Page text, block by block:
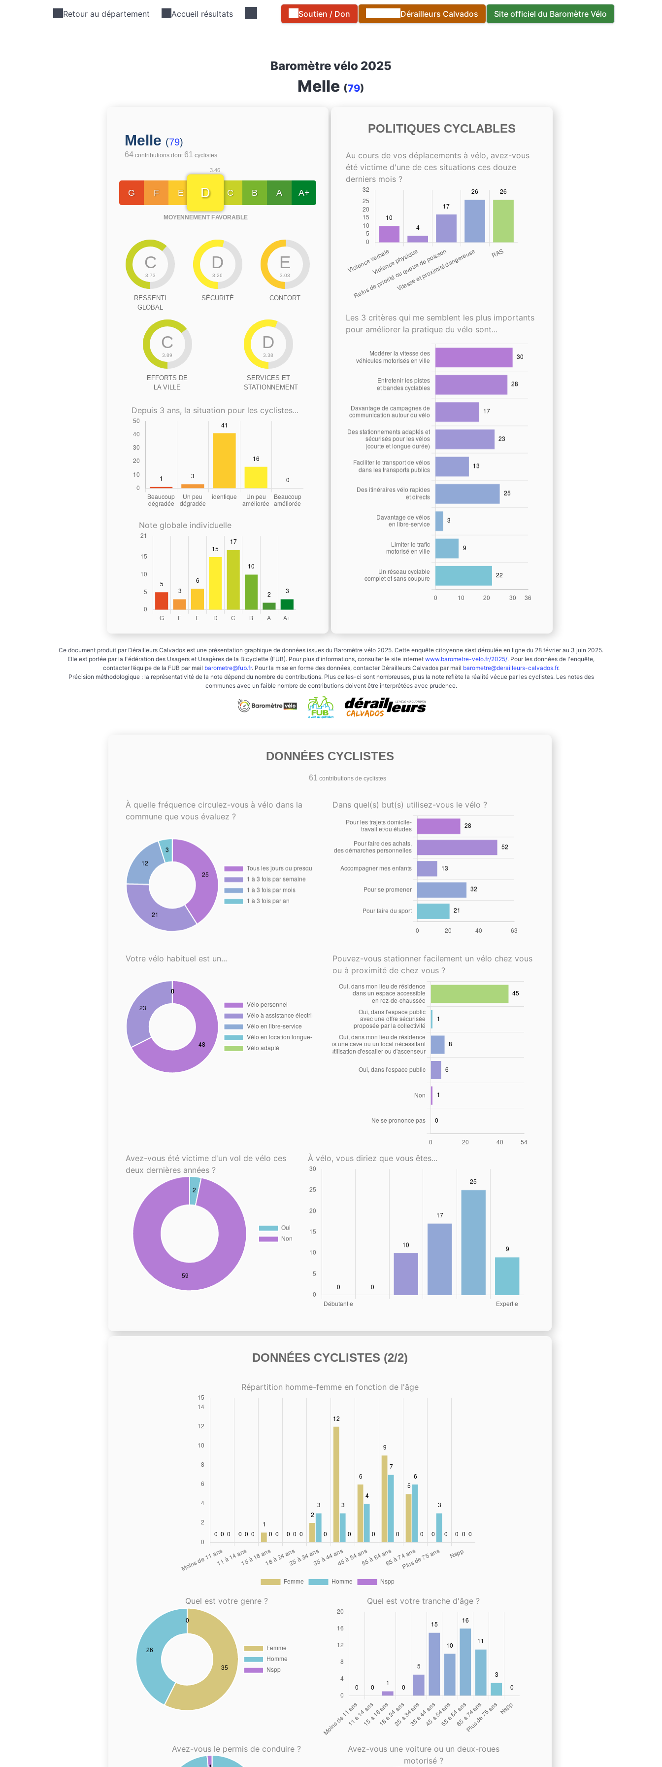
Retour au département Accueil résultats Soutien / Don Dérailleurs Calvados Site officiel du Baromètre Vélo
Baromètre vélo 2025
Melle (79)
Melle (79)
64 contributions dont 61 cyclistes
G F E
3.46
D
MOYENNEMENT FAVORABLE
C B A A+
C
3.73
RESSENTI
GLOBAL
D
3.26
SÉCURITÉ
E
3.03
CONFORT
C
3.89
EFFORTS DE
LA VILLE
D
3.38
SERVICES ET
STATIONNEMENT
Depuis 3 ans, la situation pour les cyclistes...
Note globale individuelle
POLITIQUES CYCLABLES
Au cours de vos déplacements à vélo, avez-vous
été victime d'une de ces situations ces douze
derniers mois ?
Les 3 critères qui me semblent les plus importants
pour améliorer la pratique du vélo sont...
Ce document produit par Dérailleurs Calvados est une présentation graphique de données issues du Baromètre vélo 2025. Cette enquête citoyenne s’est déroulée en ligne du 28 février au 3 juin 2025.
Elle est portée par la Fédération des Usagers et Usagères de la Bicyclette (FUB). Pour plus d'informations, consulter le site internet www.barometre-velo.fr/2025/. Pour les données de l'enquête,
contacter l’équipe de la FUB par mail barometre@fub.fr. Pour la mise en forme des données, contacter Dérailleurs Calvados par mail barometre@derailleurs-calvados.fr.
Précision méthodologique : la représentativité de la note dépend du nombre de contributions. Plus celles-ci sont nombreuses, plus la note reflète la réalité vécue par les cyclistes. Les notes des
communes avec un faible nombre de contributions doivent être interprétées avec prudence.
DONNÉES CYCLISTES
61 contributions de cyclistes
À quelle fréquence circulez-vous à vélo dans la
commune que vous évaluez ?
Dans quel(s) but(s) utilisez-vous le vélo ?
Votre vélo habituel est un...
Pouvez-vous stationner facilement un vélo chez vous
ou à proximité de chez vous ?
Avez-vous été victime d'un vol de vélo ces
deux dernières années ?
À vélo, vous diriez que vous êtes...
DONNÉES CYCLISTES (2/2)
Répartition homme-femme en fonction de l'âge
Quel est votre genre ? Quel est votre tranche d'âge ?
Avez-vous le permis de conduire ?
Avez-vous une voiture ou un deux-roues
motorisé ?